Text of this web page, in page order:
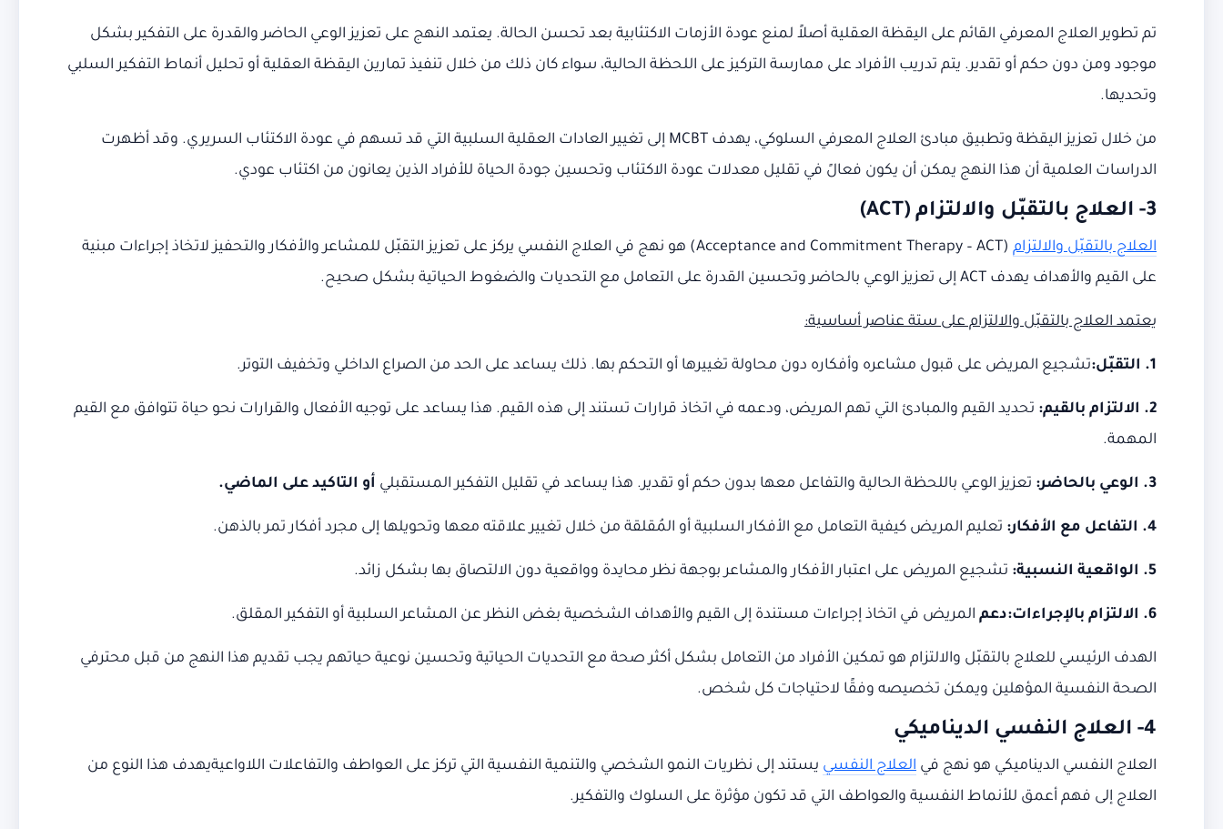
تم تطوير العلاج المعرفي القائم على اليقظة العقلية أصلاً لمنع عودة الأزمات الاكتئابية بعد تحسن الحالة. يعتمد النهج على تعزيز الوعي الحاضر والقدرة على التفكير بشكل
موجود ومن دون حكم أو تقدير. يتم تدريب الأفراد على ممارسة التركيز على اللحظة الحالية، سواء كان ذلك من خلال تنفيذ تمارين اليقظة العقلية أو تحليل أنماط التفكير السلبي
وتحديها.
من خلال تعزيز اليقظة وتطبيق مبادئ العلاج المعرفي السلوكي، يهدف MCBT إلى تغيير العادات العقلية السلبية التي قد تسهم في عودة الاكتئاب السريري. وقد أظهرت
الدراسات العلمية أن هذا النهج يمكن أن يكون فعالً في تقليل معدلات عودة الاكتئاب وتحسين جودة الحياة للأفراد الذين يعانون من اكتئاب عودي.
3- العلاج بالتقبّل والالتزام (ACT)
العلاج بالتقبّل والالتزام
(Acceptance and Commitment Therapy – ACT) هو نهج في العلاج النفسي يركز على تعزيز التقبّل للمشاعر والأفكار والتحفيز لاتخاذ إجراءات مبنية
على القيم والأهداف يهدف ACT إلى تعزيز الوعي بالحاضر وتحسين القدرة على التعامل مع التحديات والضغوط الحياتية بشكل صحيح.
يعتمد العلاج بالتقبّل والالتزام على ستة عناصر أساسية:
1. التقبّل: تشجيع المريض على قبول مشاعره وأفكاره دون محاولة تغييرها أو التحكم بها. ذلك يساعد على الحد من الصراع الداخلي وتخفيف التوتر.
2. الالتزام بالقيم:
تحديد القيم والمبادئ التي تهم المريض، ودعمه في اتخاذ قرارات تستند إلى هذه القيم. هذا يساعد على توجيه الأفعال والقرارات نحو حياة تتوافق مع القيم
المهمة.
3. الوعي بالحاضر: تعزيز الوعي باللحظة الحالية والتفاعل معها بدون حكم أو تقدير. هذا يساعد في تقليل التفكير المستقبلي أو التاكيد على الماضي.
4. التفاعل مع الأفكار: تعليم المريض كيفية التعامل مع الأفكار السلبية أو المُقلقة من خلال تغيير علاقته معها وتحويلها إلى مجرد أفكار تمر بالذهن.
5. الواقعية النسبية: تشجيع المريض على اعتبار الأفكار والمشاعر بوجهة نظر محايدة وواقعية دون الالتصاق بها بشكل زائد.
6. الالتزام بالإجراءات:دعم المريض في اتخاذ إجراءات مستندة إلى القيم والأهداف الشخصية بغض النظر عن المشاعر السلبية أو التفكير المقلق.
الهدف الرئيسي للعلاج بالتقبّل والالتزام هو تمكين الأفراد من التعامل بشكل أكثر صحة مع التحديات الحياتية وتحسين نوعية حياتهم يجب تقديم هذا النهج من قبل محترفي
الصحة النفسية المؤهلين ويمكن تخصيصه وفقًا لاحتياجات كل شخص.
4- العلاج النفسي الديناميكي
العلاج النفسي الديناميكي هو نهج في العلاج النفسي يستند إلى نظريات النمو الشخصي والتنمية النفسية التي تركز على العواطف والتفاعلات اللاواعيةيهدف هذا النوع من
العلاج إلى فهم أعمق للأنماط النفسية والعواطف التي قد تكون مؤثرة على السلوك والتفكير.